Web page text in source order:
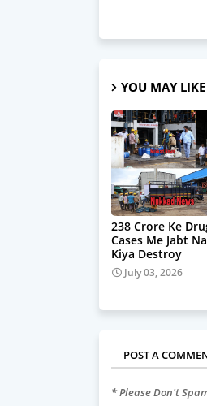
YOU MAY LIKE
238 Crore Ke
Cases Me Jabt
Kiya Destroy
July 03, 2026
POST A
* Please Don't